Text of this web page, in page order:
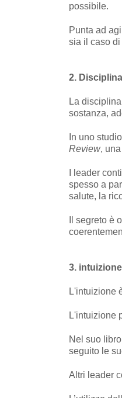
possibile.
Punta ad
sia il caso
2. Disciplina
La
sostanza,
In uno
Review,
I leader
spesso a
salute, la
Il segreto è
3. intuizione
L'intuizione
L'intuizione
Nel suo libro
seguito le
Altri leader